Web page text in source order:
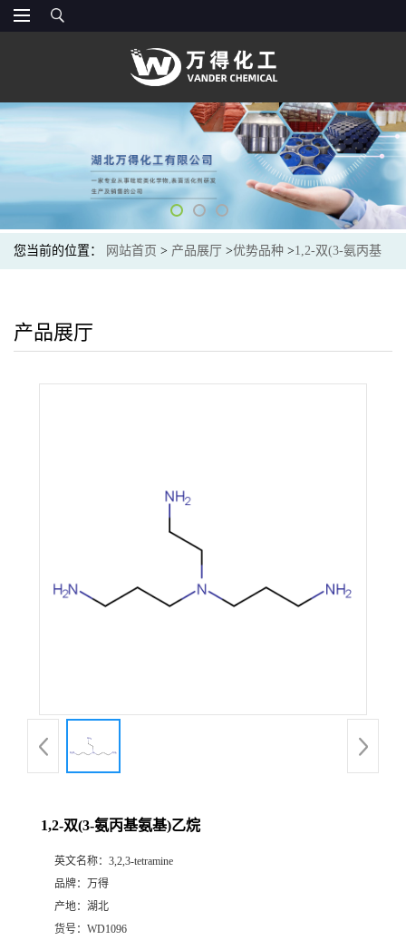
您当前的位置： 网站首页 > 产品展厅 >优势品种 >1,2-双(3-氨丙基
产品展厅
1,2-双(3-氨丙基氨基)乙烷
英文名称： 3,2,3-tetramine
品牌： 万得
产地： 湖北
货号： WD1096